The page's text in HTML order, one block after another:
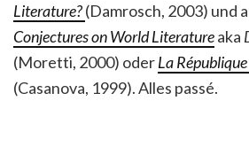
Literature?(Damrosch, 2003) und
Conjectures on World Literatureaka
(Moretti, 2000) oderLa
(Casanova, 1999). Alles passé.